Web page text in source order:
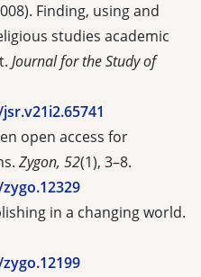
Finding, using and
studies academic
Journal for the Study of
open access for
Zygon, 52(1), 3–8.
in a changing world.